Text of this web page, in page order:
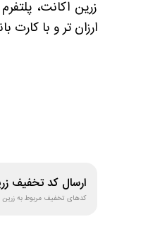
زرین اکانت،
ارزان تر و با
ارسال کد تخفیف
کدهای تخفیف مربوط به